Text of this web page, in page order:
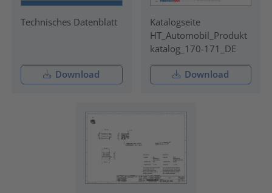
Technisches Datenblatt
Download
Katalogseite
HT_Automobil_Produkt
katalog_170-171_DE
Download